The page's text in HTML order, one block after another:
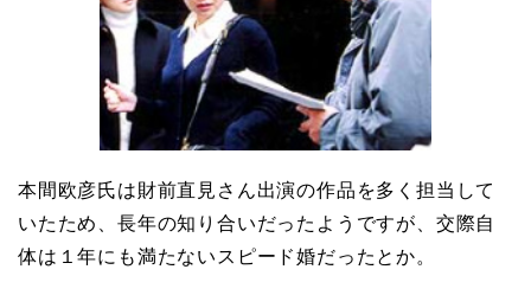
本間欧彦氏は財前直見さん出演の作品を多く担当して
いたため、長年の知り合いだったようですが、交際自
体は１年にも満たないスピード婚だったとか。